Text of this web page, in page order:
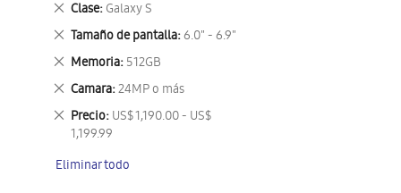
Clase Galaxy S
Eliminar
este
artículo
Tamaño de pantalla 6.0" - 6.9"
Eliminar
este
artículo
Memoria 512GB
Eliminar
este
artículo
Camara 24MP o más
Eliminar
este
artículo
Precio US$ 1,190.00 - US$
1,199.99
Eliminar
este
Eliminar todo